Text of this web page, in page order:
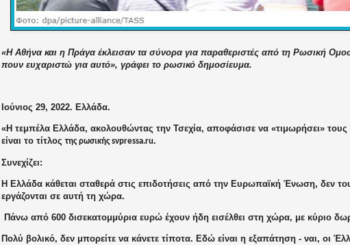
«Η Αθήνα και η Πράγα έκλεισαν τα σύνορα για παραθεριστές από τη Ρωσική
πουν ευχαριστώ για αυτό», γράφει το ρωσικό δημοσίευμα.
Ιούνιος 29, 2022. Ελλάδα.
«Η τεμπέλα Ελλάδα, ακολουθώντας την Τσεχία, αποφάσισε να «τιμωρήσει»
είναι το τίτλοςτης ρωσικής svpressa.ru.
Συνεχίζει:
Η Ελλάδα κάθεται σταθερά στις επιδοτήσεις από την Ευρωπαϊκή Ένωση, δεν
εργάζονται σε αυτή τη χώρα.
Πάνω από 600 δισεκατομμύρια ευρώ έχουν ήδη εισέλθει στη χώρα, με κύριο
Πολύ βολικό, δεν μπορείτε να κάνετε τίποτα. Εδώ είναι η εξαπάτηση - ναι, οι